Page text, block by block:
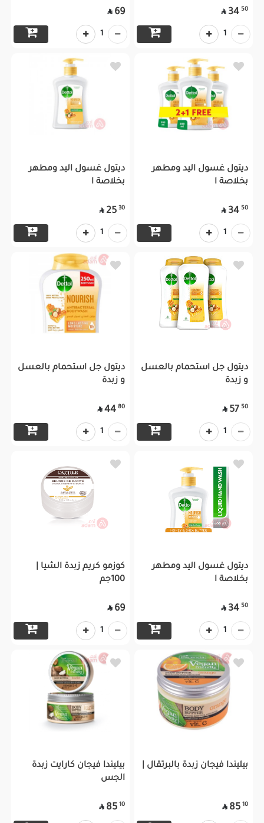
50
34

1
69

1
ديتول غسول اليد ومطهر
بخلاصة ا
50
34

1
ديتول غسول اليد ومطهر
بخلاصة ا
30
25

1
ديتول جل استحمام بالعسل
و زبدة
50
57

1
ديتول جل استحمام بالعسل
و زبدة
80
44

1
ديتول غسول اليد ومطهر
بخلاصة ا
50
34

1
كوزمو كريم زبدة الشيا |
100جم
69

1
بيليندا فيجان زبدة بالبرتقال |
10
85

بيليندا فيجان كارايت زبدة
الجس
10
85
